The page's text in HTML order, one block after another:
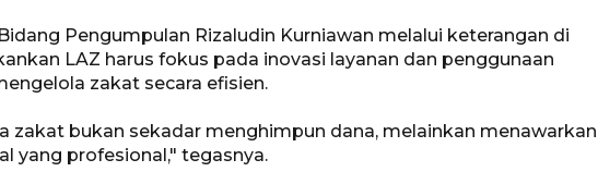
Pengumpulan Rizaludin Kurniawan melalui keterangan di
LAZ harus fokus pada inovasi layanan dan penggunaan
zakat secara efisien.
zakat bukan sekadar menghimpun dana, melainkan menawarkan
yang profesional," tegasnya.